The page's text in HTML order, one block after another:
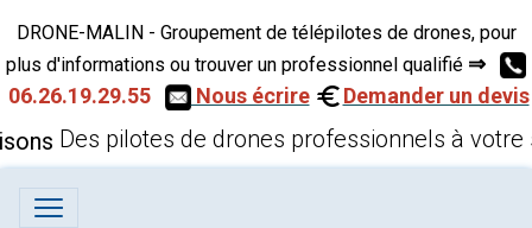
DRONE-MALIN - Groupement de télépilotes de drones, pour
plus d'informations ou trouver un professionnel qualifié ⇒
06.26.19.29.55
Nous écrire Demander un devis
Des pilotes de drones professionnels à votre